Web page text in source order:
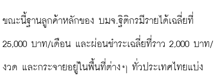
ขณะนี้ฐานลูกค้าหลักของ บมจ.ฐิติกรมีรายได้เฉลี่ยที่
25,000 บาท/เดือน และผ่อนชำระเฉลี่ยที่ราว 2,000 บาท/
งวด และกระจายอยู่ในพื้นที่ต่างๆ ทั่วประเทศไทยแบ่ง